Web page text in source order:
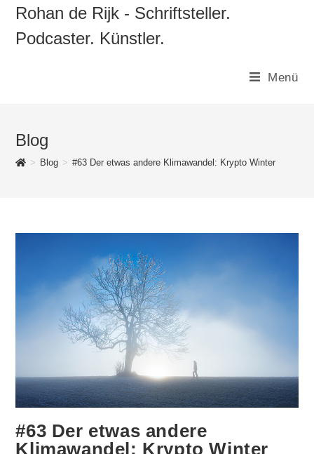
Zum
Inhalt
springen
Rohan de Rijk - Schriftsteller.
Podcaster. Künstler.
Menü
Blog
> Blog > #63 Der etwas andere Klimawandel: Krypto Winter
#63 Der etwas andere
Klimawandel: Krypto Winter